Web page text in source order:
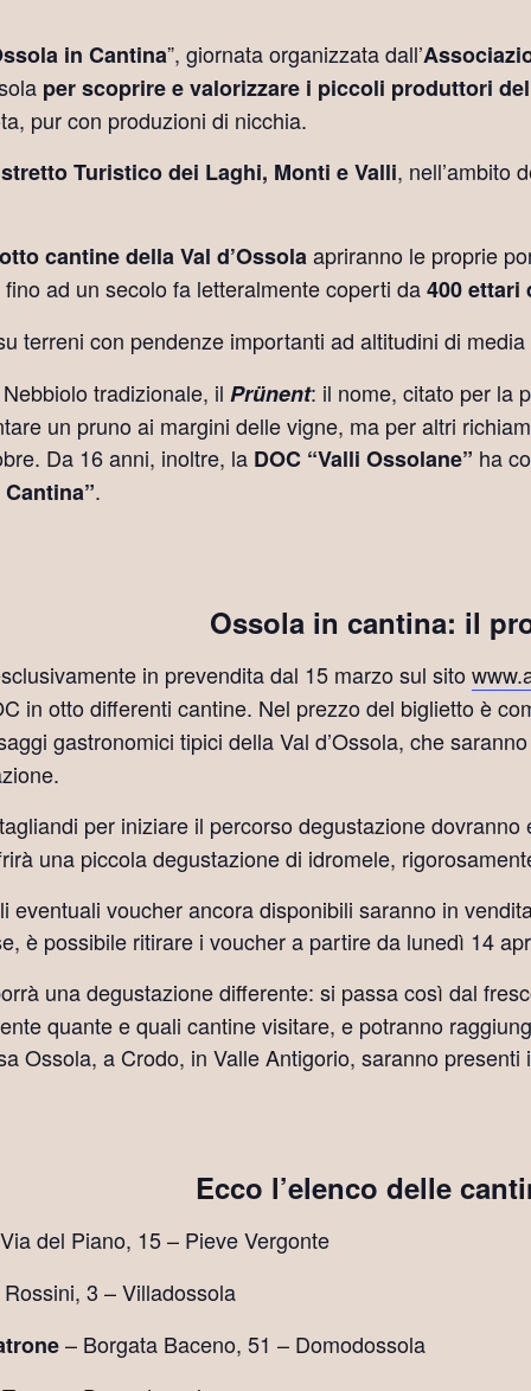
in Cantina”, giornata organizzata dall’
per scoprire e valorizzare i piccoli produttori
pur con produzioni di nicchia.
Turistico dei Laghi, Monti e Valli, nell’ambito
cantine della Val d’Ossolaapriranno le proprie
ad un secolo fa letteralmente coperti da400 ettari
terreni con pendenze importanti ad altitudini di
tradizionale, il Prünent: il nome, citato per la
un pruno ai margini delle vigne, ma per altri
Da 16 anni, inoltre, la DOC “Valli Ossolane” ha
.
Ossola in cantina: il
in prevendita dal 15 marzo sul sito
in otto differenti cantine. Nel prezzo del biglietto è
gastronomici tipici della Val d’Ossola, che
per iniziare il percorso degustazione
una piccola degustazione di idromele,
eventuali voucher ancora disponibili saranno in
è possibile ritirare i voucher a partire da lunedì 14
una degustazione differente: si passa così dal
quante e quali cantine visitare, e potranno
Ossola, a Crodo, in Valle Antigorio, saranno
Ecco l’elenco delle
del Piano, 15 – Pieve Vergonte
3 – Villadossola
– Borgata Baceno, 51 – Domodossola